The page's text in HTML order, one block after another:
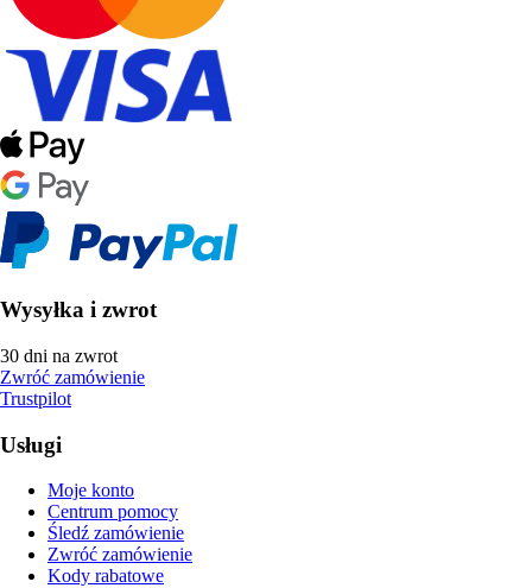
Wysyłka i zwrot
30 dni na zwrot
Zwróć zamówienie
Trustpilot
Usługi
Moje konto
Centrum pomocy
Śledź zamówienie
Zwróć zamówienie
Kody rabatowe